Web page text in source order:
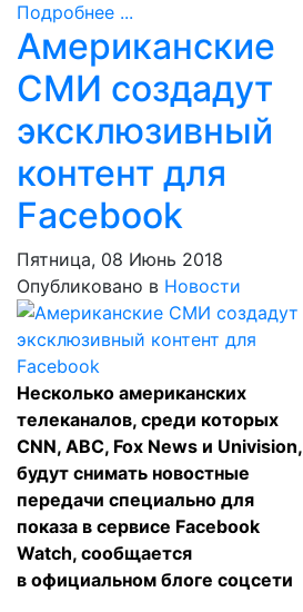
Подробнее ...
Американские
СМИ создадут
эксклюзивный
контент для
Facebook
Пятница, 08 Июнь 2018
Опубликовано в Новости
Несколько американских
телеканалов, среди которых
CNN, ABC, Fox News и Univision,
будут снимать новостные
передачи специально для
показа в сервисе Facebook
Watch, сообщается
в официальном блоге соцсети